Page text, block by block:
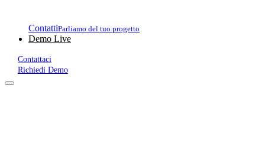
ContattiParliamo del tuo progetto
Demo Live
Contattaci
Richiedi Demo